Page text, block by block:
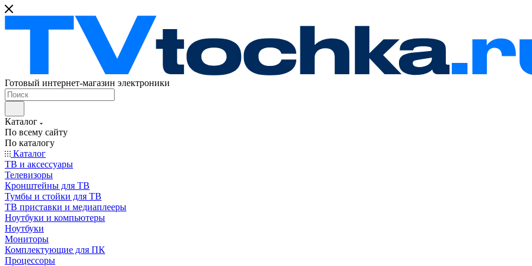
Готовый интернет-магазин электроники
Каталог
По всему сайту
По каталогу
Каталог
ТВ и аксессуары
Телевизоры
Кронштейны для ТВ
Тумбы и стойки для ТВ
ТВ приставки и медиаплееры
Ноутбуки и компьютеры
Ноутбуки
Мониторы
Комплектующие для ПК
Процессоры